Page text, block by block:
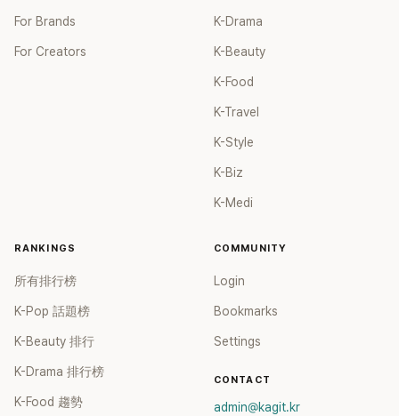
For Brands
For Creators
K-Drama
K-Beauty
K-Food
K-Travel
K-Style
K-Biz
K-Medi
RANKINGS
所有排行榜
K-Pop 話題榜
K-Beauty 排行
K-Drama 排行榜
K-Food 趨勢
COMMUNITY
Login
Bookmarks
Settings
CONTACT
admin@kagit.kr